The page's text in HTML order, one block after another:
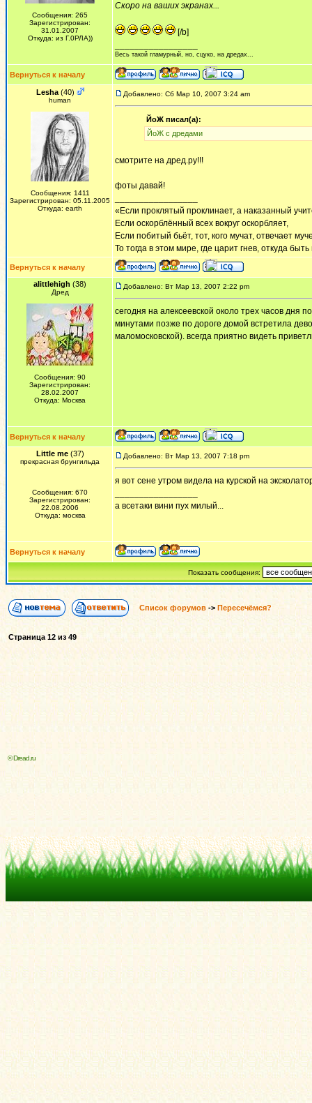
Сообщения: 265
Зарегистрирован:
31.01.2007
Откуда: из Г.0РЛА))
Скоро на ваших экранах...
[/b]
Весь такой гламурный, но, сцуко, на дредах...
Вернуться к началу
Lesha(40)
human
Сообщения: 1411
Зарегистрирован: 05.11.2005
Откуда: earth
Добавлено: Сб Мар 10, 2007 3:24 am
ЙоЖ писал(а):
ЙоЖ с дредами
смотрите на дред.ру!!!
фоты давай!
«Если проклятый проклинает, а наказанный
Если оскорблённый всех вокруг оскорбляет,
Если побитый бьёт, тот, кого мучат, отвечает
То тогда в этом мире, где царит гнев, откуда
Вернуться к началу
alittlehigh (38)
Дред
Сообщения: 90
Зарегистрирован:
28.02.2007
Откуда: Москва
Добавлено: Вт Мар 13, 2007 2:22 pm
сегодня на алексеевской около трех часов дня
минутами позже по дороге домой встретила
маломосковской). всегда приятно видеть
Вернуться к началу
Little me(37)
прекрасная брунгильда
Сообщения: 670
Зарегистрирован:
22.08.2006
Откуда: москва
Добавлено: Вт Мар 13, 2007 7:18 pm
я вот сене утром видела на курской на
а всетаки вини пух милый...
Вернуться к началу
Показать сообщения:
Список форумов -> Пересечёмся?
Страница 12 из 49
© Dread.ru